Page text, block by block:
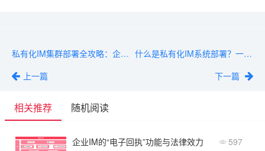
私有化IM集群部署全攻略：企业级通信系统搭建与运维实践指南
上一篇
什么是私有化IM系统部署？一文讲透其核心定义与实施价值
下一篇
相关推荐 随机阅读
企业IM的“电子回执”功能与法律效力 597